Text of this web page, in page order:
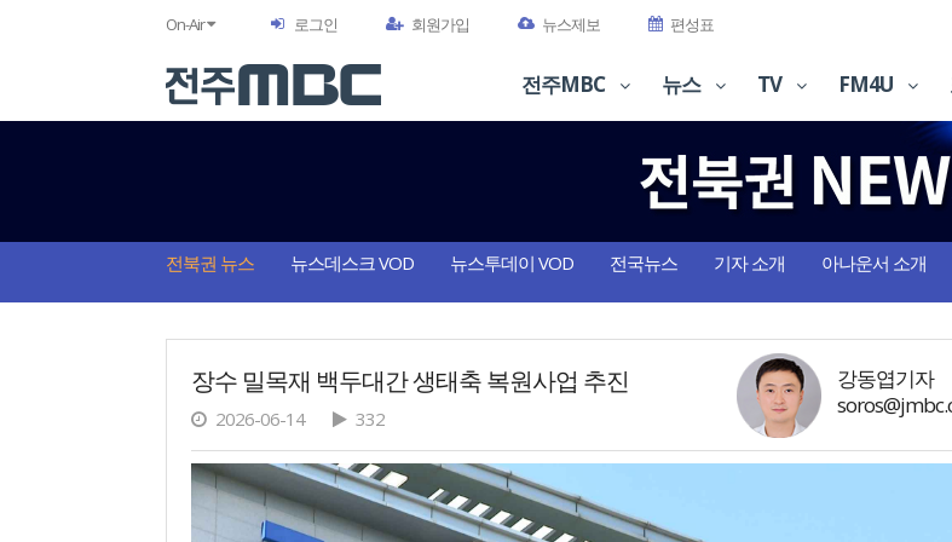
On-Air 로그인 회원가입 뉴스제보 편성표
전주MBC 뉴스 TV FM4U
전북권 뉴스 뉴스데스크 VOD 뉴스투데이 VOD 전국뉴스 기자 소개 아나운서 소개
장수 밀목재 백두대간 생태축 복원사업 추진
2026-06-14 332
강동엽기자